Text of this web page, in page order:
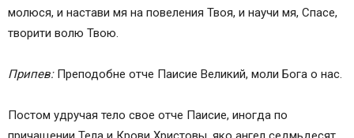
молюся, и настави мя на повеления Твоя, и научи мя, Спасе,
творити волю Твою.
Припев:Преподобне отче Паисие Великий, моли Бога о нас.
Постом удручая тело свое отче Паисие, иногда по